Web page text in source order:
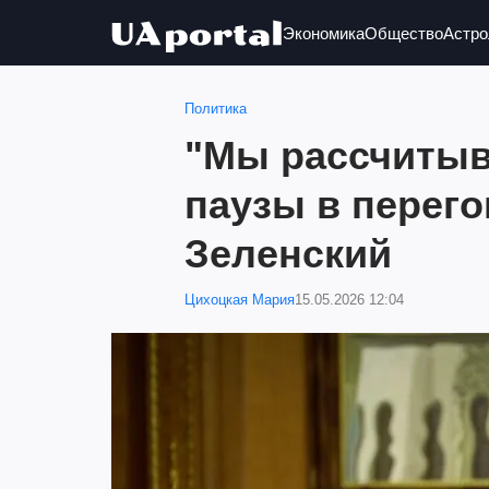
ЭкономикаОбщество
Политика
"Мы
паузы в
Зеленский
Цихоцкая Мария15.05.2026 12:04